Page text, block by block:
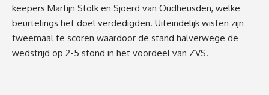
keepers Martijn Stolk en Sjoerd van Oudheusden, welke
beurtelings het doel verdedigden. Uiteindelijk wisten zijn
tweemaalte scoren waardoor de stand halverwege de
wedstrijd op 2-5 stond in het voordeel van ZVS.